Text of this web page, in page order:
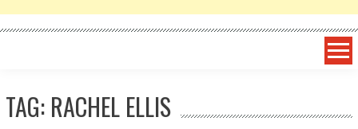
TAG: RACHEL ELLIS